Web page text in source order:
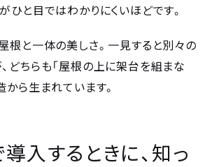
ひと目ではわかりにくいほどです。
根と一体の美しさ。一見すると別々の
どちらも「屋根の上に架台を組まな
から生まれています。
入するときに、知っ